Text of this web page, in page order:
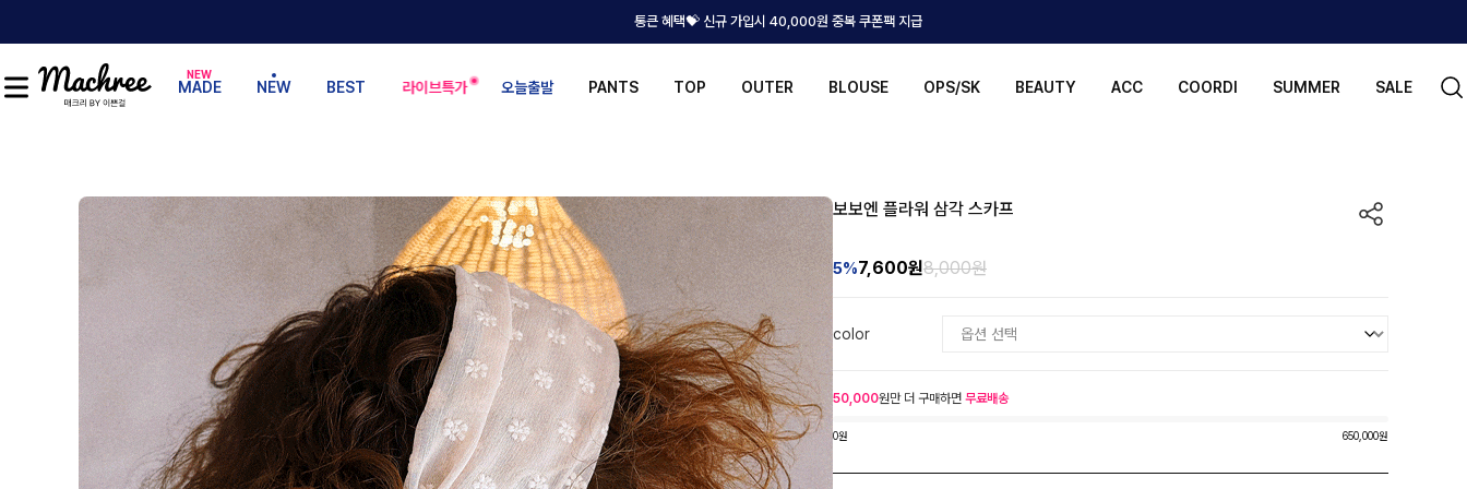
통큰 혜택💝 신규 가입시 40,000원 중복 쿠폰팩 지급
MADE NEW BEST 라이브특가 오늘출발 PANTS TOP OUTER BLOUSE OPS/SK BEAUTY ACC COORDI SUMMER SALE
보보엔 플라워 삼각 스카프
5%7,600원8,000원
color
50,000원만 더 구매하면 무료배송
0원 650,000원